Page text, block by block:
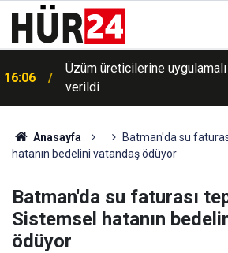
16:06 Bayburt'ta 27 kök Hint
Anasayfa
Batman'da su
hatanın bedelini vatandaş ödüyor
Batman'da su faturası
Sistemsel hatanın
ödüyor